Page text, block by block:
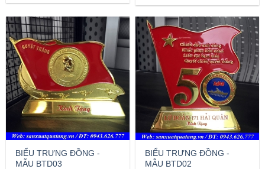
BIỂU TRƯNG ĐỒNG -
MẪU BTD03
BIỂU TRƯNG ĐỒNG -
MẪU BTD02